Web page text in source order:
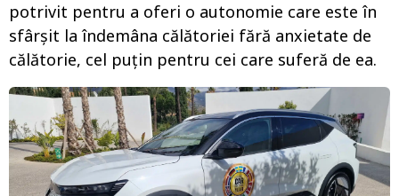
potrivit pentru a oferi o autonomie care este în
sfârșit la îndemâna călătoriei fără anxietate de
călătorie, cel puțin pentru cei care suferă de ea.